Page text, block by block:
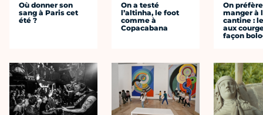
Où donner son
sang à Paris cet
été ?
On a testé
l’altinha, le foot
comme à
Copacabana
On préfère
manger à
cantine :
aux
façon